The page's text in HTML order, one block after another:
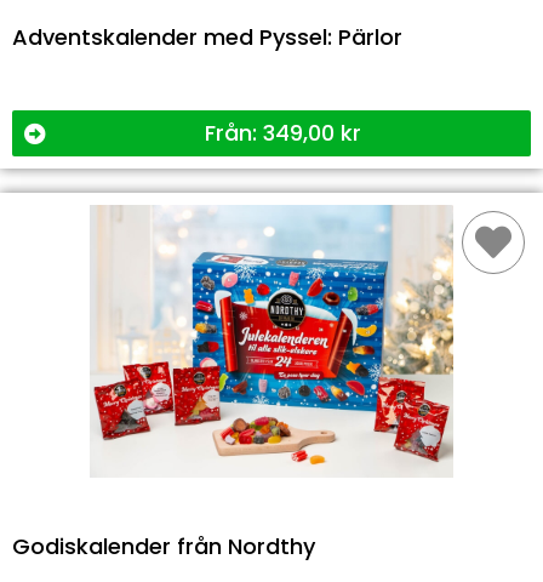
Adventskalender med Pyssel: Pärlor
Från: 349,00 kr
Godiskalender från Nordthy